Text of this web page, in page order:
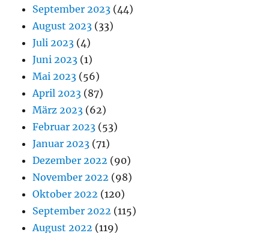
September 2023 (44)
August 2023 (33)
Juli 2023 (4)
Juni 2023 (1)
Mai 2023 (56)
April 2023 (87)
März 2023 (62)
Februar 2023 (53)
Januar 2023 (71)
Dezember 2022 (90)
November 2022 (98)
Oktober 2022 (120)
September 2022 (115)
August 2022 (119)